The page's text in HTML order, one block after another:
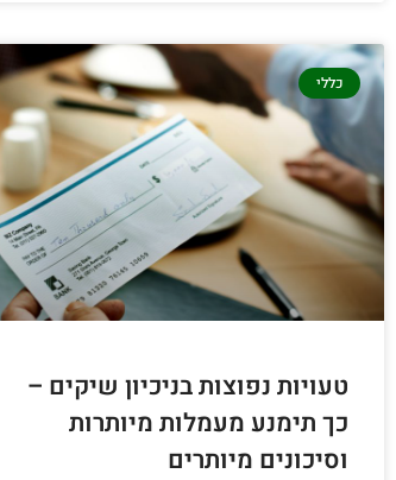
כללי
טעויות נפוצות בניכיון שיקים –
כך תימנע מעמלות מיותרות
וסיכונים מיותרים